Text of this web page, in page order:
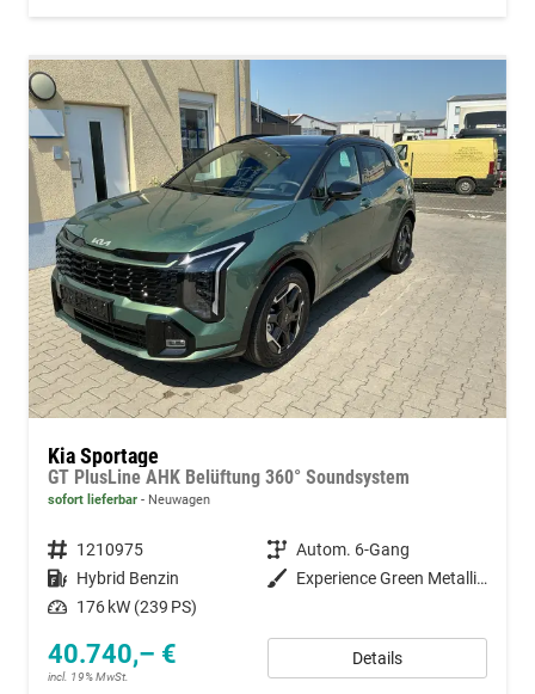
Kia Sportage
GT PlusLine AHK Belüftung 360° Soundsystem
sofort lieferbar Neuwagen
Fahrzeugnummer 1210975 Getriebe Autom. 6-Gang
Kraftstoff Hybrid Benzin Außenfarbe
Experience Green Metallic / Black Pearl
Leistung 176 kW (239 PS)
40.740,– €
incl. 19% MwSt.
Details